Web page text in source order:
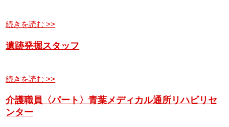
続きを読む >>
遺跡発掘スタッフ
続きを読む >>
介護職員〈パート〉青葉メディカル通所リハビリセ
ンター